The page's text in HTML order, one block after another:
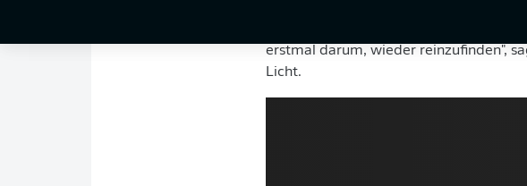
gelegt. 35 Punkte und Platz zwei -
erstmal darum, wieder reinzufinden",
Licht.